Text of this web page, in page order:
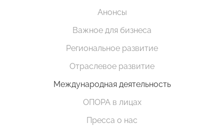
Анонсы
Важное для бизнеса
Региональное развитие
Отраслевое развитие
Международная деятельность
ОПОРА в лицах
Пресса о нас